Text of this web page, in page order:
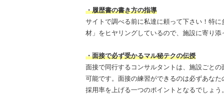
・履歴書の書き方の指導
サイトで調べる前に私達に頼って下さい！特
材」をヒヤリングしているので、施設に寄り添
・面接で必ず受かるマル秘テクの伝授
面接で同行するコンサルタントは、施設ごと
可能です。面接の練習ができるのは必ずあな
採用率を上げる一つのポイントとなるでしょう。